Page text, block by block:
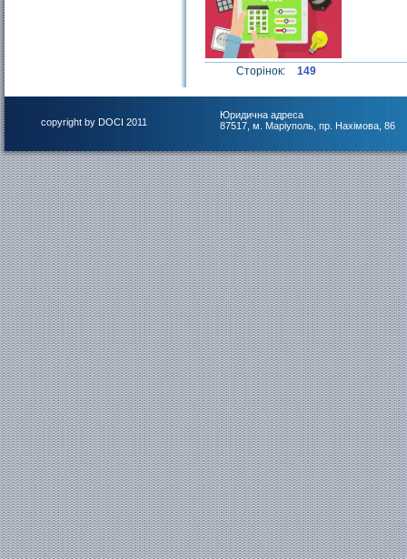
Сторінок: 149
copyright by DOCI 2011
Юридична адреса
87517, м. Маріуполь, пр. Нахімова, 86